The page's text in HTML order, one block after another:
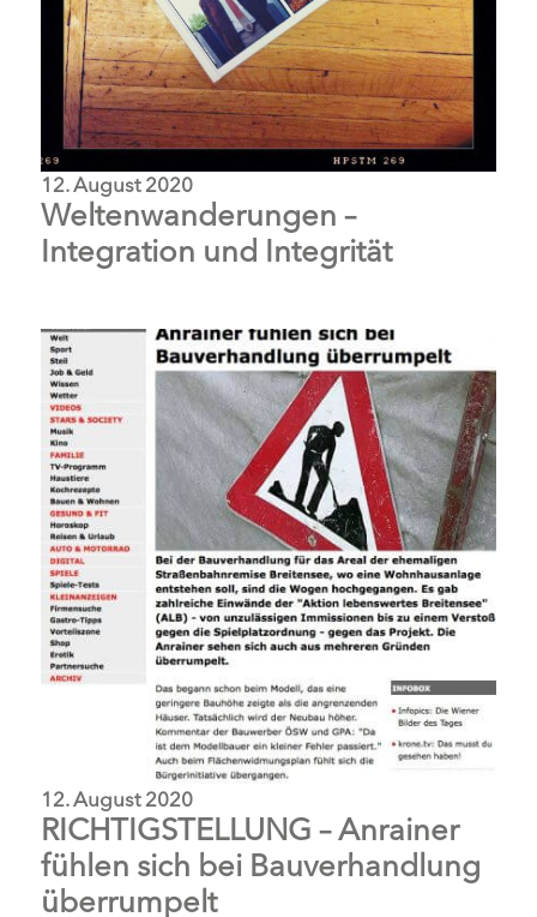
12. August 2020
Weltenwanderungen –
Integration und Integrität
12. August 2020
RICHTIGSTELLUNG – Anrainer
fühlen sich bei Bauverhandlung
überrumpelt